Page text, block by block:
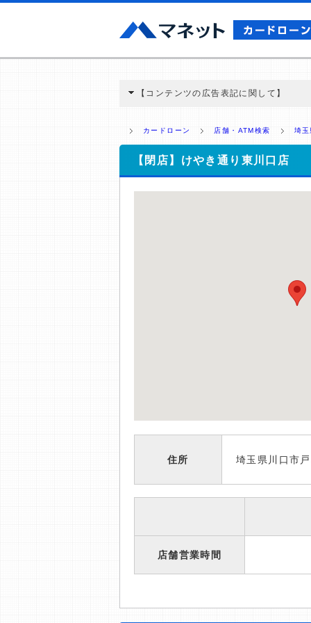
【コンテンツの広告表記に関して】
ミ収集などに基づき、公平性を担保した情
>提携企業一覧
カードローン 店舗・ATM検索 埼
【閉店】けやき通り東川口店
住所 埼玉県川口市
店舗営業時間